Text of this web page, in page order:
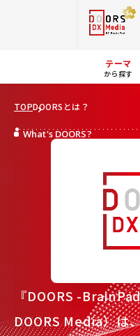
テーマ
から探す
TOPDOORSとは？
What's DOORS?
『DOORS -
DOORS Media）は